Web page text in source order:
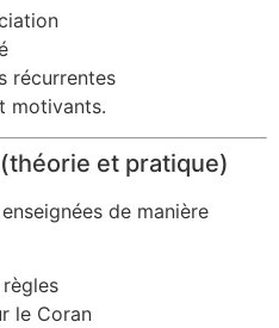
récurrentes
motivants.
et pratique)
de manière
le Coran